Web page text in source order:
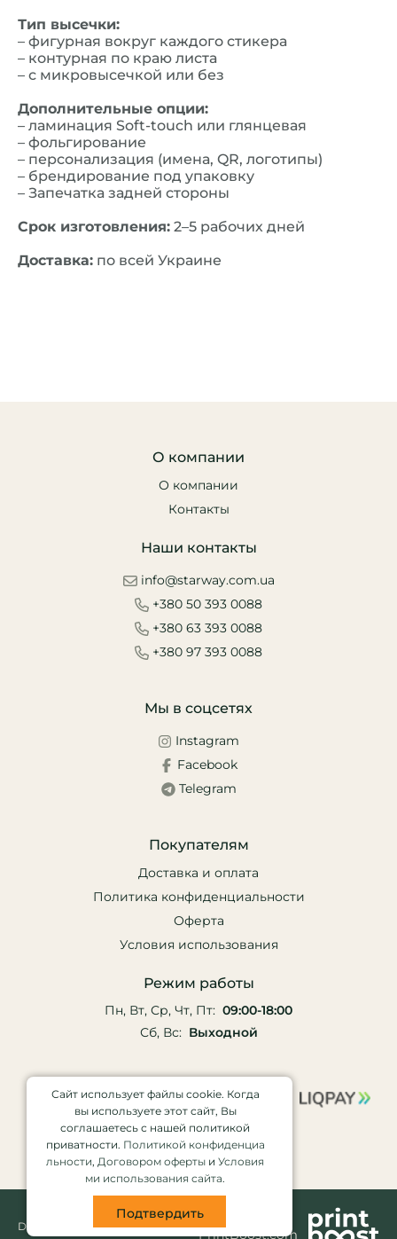
Тип высечки:
– фигурная вокруг каждого стикера
– контурная по краю листа
– с микровысечкой или без
Дополнительные опции:
– ламинация Soft-touch или глянцевая
– фольгирование
– персонализация (имена, QR, логотипы)
– брендирование под упаковку
– Запечатка задней стороны
Срок изготовления: 2–5 рабочих дней
Доставка: по всей Украине
О компании
О компании
Контакты
Наши контакты
info@starway.com.ua
+380 50 393 0088
+380 63 393 0088
+380 97 393 0088
Мы в соцсетях
Instagram
Facebook
Telegram
Покупателям
Доставка и оплата
Политика конфиденциальности
Оферта
Условия использования
Режим работы
Пн, Вт, Ср, Чт, Пт: 09:00-18:00
Сб, Вс: Выходной
DRUK © 2026
Партнер
PrintBoost.com
Сайт использует файлы cookie. Когда
вы используете этот сайт, Вы
соглашаетесь с нашей политикой
приватности. Политикой конфиденциа
льности, Договором оферты и Условия
ми использования сайта.
Подтвердить